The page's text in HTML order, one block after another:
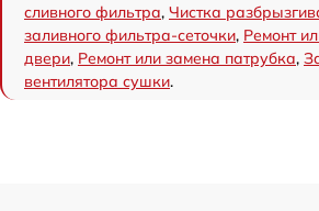
сливного фильтра, Чистка
заливного фильтра-сеточки, Ремонт
двери, Ремонт или замена патрубка,
вентилятора сушки.